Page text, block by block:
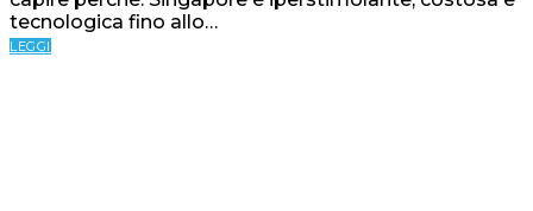
tecnologica fino allo…
LEGGI